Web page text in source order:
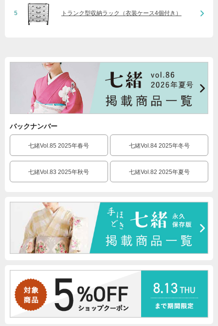
5 トランク型収納ラック（衣装ケース4個付き）
バックナンバー
七緒Vol.85 2025年春号 七緒Vol.84 2025年冬号
七緒Vol.83 2025年秋号 七緒Vol.82 2025年夏号